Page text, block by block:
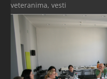
veteranima,vesti